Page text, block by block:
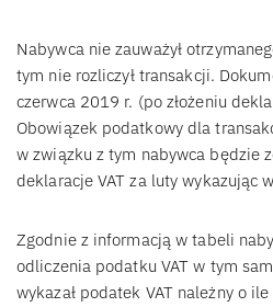
Nabywca nie zauważył
tym nie rozliczył transakcji.
czerwca 2019 r. (po złożeniu
Obowiązek podatkowy dla
w związku z tym nabywca będzie
deklaracje VAT za luty wykazując
Zgodnie z informacją w tabeli
odliczenia podatku VAT w tym
wykazał podatek VAT należny o